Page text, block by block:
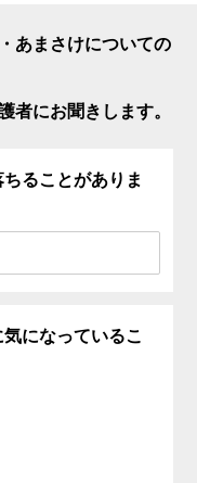
あまさけについての
者にお聞きします。
ることがありま
になっているこ